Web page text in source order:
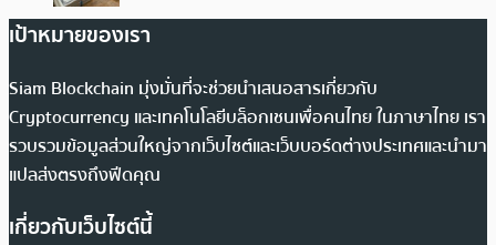
เป้าหมายของเรา
Siam Blockchain มุ่งมั่นที่จะช่วยนำเสนอสารเกี่ยวกับ
Cryptocurrency และเทคโนโลยีบล็อกเชนเพื่อคนไทย ในภาษาไทย เรา
รวบรวมข้อมูลส่วนใหญ่จากเว็บไซต์และเว็บบอร์ดต่างประเทศและนำมา
แปลส่งตรงถึงฟีดคุณ
เกี่ยวกับเว็บไซต์นี้